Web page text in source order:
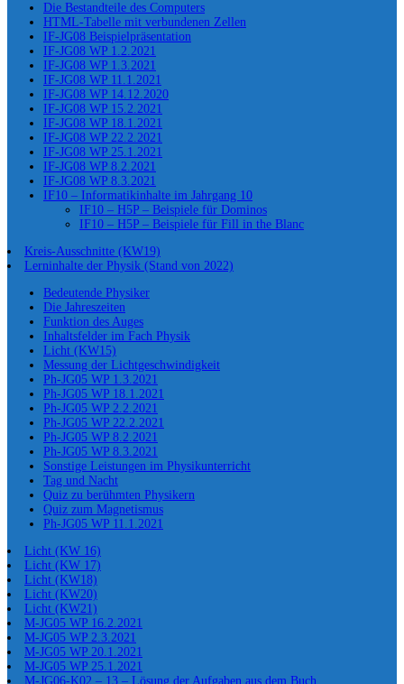
Die Bestandteile des Computers
HTML-Tabelle mit verbundenen Zellen
IF-JG08 Beispielpräsentation
IF-JG08 WP 1.2.2021
IF-JG08 WP 1.3.2021
IF-JG08 WP 11.1.2021
IF-JG08 WP 14.12.2020
IF-JG08 WP 15.2.2021
IF-JG08 WP 18.1.2021
IF-JG08 WP 22.2.2021
IF-JG08 WP 25.1.2021
IF-JG08 WP 8.2.2021
IF-JG08 WP 8.3.2021
IF10 – Informatikinhalte im Jahrgang 10
IF10 – H5P – Beispiele für Dominos
IF10 – H5P – Beispiele für Fill in the Blanc
Kreis-Ausschnitte (KW19)
Lerninhalte der Physik (Stand von 2022)
Bedeutende Physiker
Die Jahreszeiten
Funktion des Auges
Inhaltsfelder im Fach Physik
Licht (KW15)
Messung der Lichtgeschwindigkeit
Ph-JG05 WP 1.3.2021
Ph-JG05 WP 18.1.2021
Ph-JG05 WP 2.2.2021
Ph-JG05 WP 22.2.2021
Ph-JG05 WP 8.2.2021
Ph-JG05 WP 8.3.2021
Sonstige Leistungen im Physikunterricht
Tag und Nacht
Quiz zu berühmten Physikern
Quiz zum Magnetismus
Ph-JG05 WP 11.1.2021
Licht (KW 16)
Licht (KW 17)
Licht (KW18)
Licht (KW20)
Licht (KW21)
M-JG05 WP 16.2.2021
M-JG05 WP 2.3.2021
M-JG05 WP 20.1.2021
M-JG05 WP 25.1.2021
M-JG06-K02 – 13 – Lösung der Aufgaben aus dem Buch